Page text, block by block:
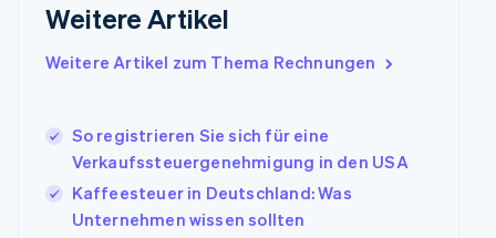
Weitere Artikel
Weitere Artikel zum Thema Rechnungen
So registrieren Sie sich für eine
Verkaufssteuergenehmigung in den USA
Kaffeesteuer in Deutschland: Was
Unternehmen wissen sollten
Griechenland
English
Italien
ItalianoEnglish
Japan